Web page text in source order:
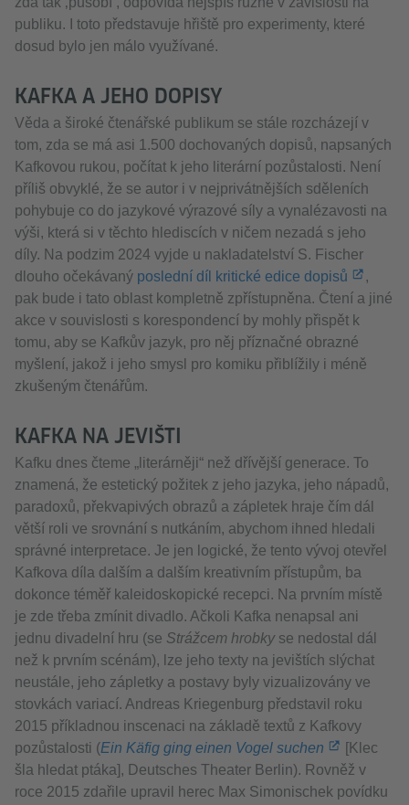
publiku. I toto představuje hřiště pro experimenty, které
dosud bylo jen málo využívané.
KAFKA A JEHO DOPISY
Věda a široké čtenářské publikum se stále rozcházejí v
tom, zda se má asi 1.500 dochovaných dopisů, napsaných
Kafkovou rukou, počítat k jeho literární pozůstalosti. Není
příliš obvyklé, že se autor i v nejprivátnějších sděleních
pohybuje co do jazykové výrazové síly a vynalézavosti na
výši, která si v těchto hlediscích v ničem nezadá s jeho
díly. Na podzim 2024 vyjde u nakladatelství S. Fischer
dlouho očekávaný poslední díl kritické edice dopisů
,
pak bude i tato oblast kompletně zpřístupněna. Čtení a jiné
akce v souvislosti s korespondencí by mohly přispět k
tomu, aby se Kafkův jazyk, pro něj příznačné obrazné
myšlení, jakož i jeho smysl pro komiku přiblížily i méně
zkušeným čtenářům.
KAFKA NA JEVIŠTI
Kafku dnes čteme „literárněji“ než dřívější generace. To
znamená, že estetický požitek z jeho jazyka, jeho nápadů,
paradoxů, překvapivých obrazů a zápletek hraje čím dál
větší roli ve srovnání s nutkáním, abychom ihned hledali
správné interpretace. Je jen logické, že tento vývoj otevřel
Kafkova díla dalším a dalším kreativním přístupům, ba
dokonce téměř kaleidoskopické recepci. Na prvním místě
je zde třeba zmínit divadlo. Ačkoli Kafka nenapsal ani
jednu divadelní hru (se Strážcem hrobkyse nedostal dál
než k prvním scénám), lze jeho texty na jevištích slýchat
neustále, jeho zápletky a postavy byly vizualizovány ve
stovkách variací. Andreas Kriegenburg představil roku
2015 příkladnou inscenaci na základě textů z Kafkovy
pozůstalosti (Ein Käfig ging einen Vogel suchen
[Klec
šla hledat ptáka], Deutsches Theater Berlin). Rovněž v
roce 2015 zdařile upravil herec Max Simonischek povídku